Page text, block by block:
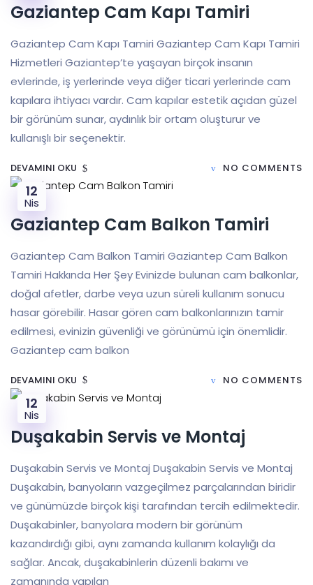
Gaziantep Cam Kapı Tamiri
Gaziantep Cam Kapı Tamiri Gaziantep Cam Kapı Tamiri
Hizmetleri Gaziantep’te yaşayan birçok insanın
evlerinde, iş yerlerinde veya diğer ticari yerlerinde cam
kapılara ihtiyacı vardır. Cam kapılar estetik açıdan güzel
bir görünüm sunar, aydınlık bir ortam oluşturur ve
kullanışlı bir seçenektir.
DEVAMINI OKU NO COMMENTS
12
Nis
Gaziantep Cam Balkon Tamiri
Gaziantep Cam Balkon Tamiri Gaziantep Cam Balkon
Tamiri Hakkında Her Şey Evinizde bulunan cam balkonlar,
doğal afetler, darbe veya uzun süreli kullanım sonucu
hasar görebilir. Hasar gören cam balkonlarınızın tamir
edilmesi, evinizin güvenliği ve görünümü için önemlidir.
Gaziantep cam balkon
DEVAMINI OKU NO COMMENTS
12
Nis
Duşakabin Servis ve Montaj
Duşakabin Servis ve Montaj Duşakabin Servis ve Montaj
Duşakabin, banyoların vazgeçilmez parçalarından biridir
ve günümüzde birçok kişi tarafından tercih edilmektedir.
Duşakabinler, banyolara modern bir görünüm
kazandırdığı gibi, aynı zamanda kullanım kolaylığı da
sağlar. Ancak, duşakabinlerin düzenli bakımı ve
zamanında yapılan